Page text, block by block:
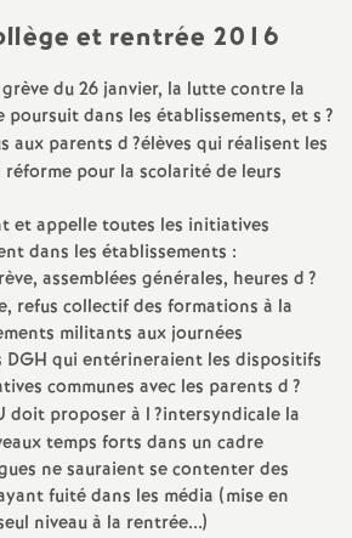
o
u
r
s
et rentrée 2016
du 26 janvier, la lutte contre la
poursuit dans les établissements, et s?
aux parents d?élèves qui réalisent les
pour la scolarité de leurs
et appelle toutes les initiatives
dans les établissements :
assemblées générales, heures d?
refus collectif des formations à la
militants aux journées
DGH qui entérineraient les dispositifs
communes avec les parents d?
doit proposer à l?intersyndicale la
temps forts dans un cadre
ne sauraient se contenter des
fuité dans les média (mise en
niveau à la rentrée...)